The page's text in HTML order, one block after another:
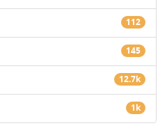
112
145
12.7k
1k